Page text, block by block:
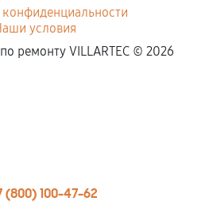
условия
ремонту VILLARTEC © 2026
(800) 100-47-62